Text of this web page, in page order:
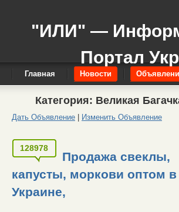
"ИЛИ" —
Портал
Главная Новости
Категория: Великая
Дать Объявление | Изменить Объявление
128978
Продажа свеклы,
капусты, моркови оптом в
Украине,